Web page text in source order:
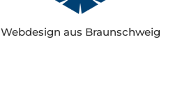
Webdesign aus Braunschweig